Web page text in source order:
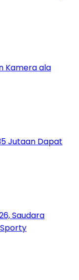
Kamera ala
Jutaan Dapat
Saudara